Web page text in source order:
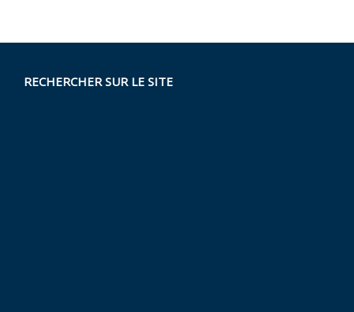
RECHERCHER SUR LE SITE